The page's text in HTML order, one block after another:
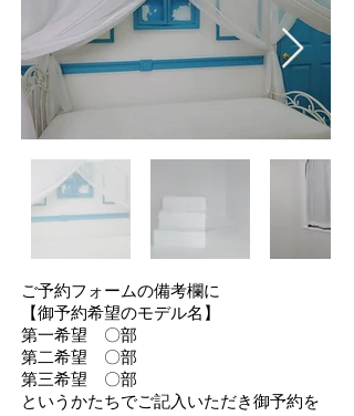
ご予約フォームの備考欄に
【御予約希望のモデル名】
第一希望 〇部
第二希望 〇部
第三希望 〇部
というかたちでご記入いただき御予約を